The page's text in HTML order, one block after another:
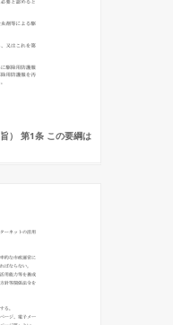
） 第1条 この要綱は